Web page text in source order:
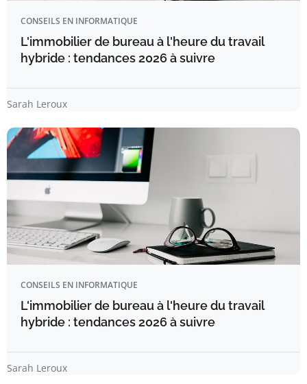
CONSEILS EN INFORMATIQUE
L'immobilier de bureau à l'heure du travail
hybride : tendances 2026 à suivre
Sarah Leroux
CONSEILS EN INFORMATIQUE
L'immobilier de bureau à l'heure du travail
hybride : tendances 2026 à suivre
Sarah Leroux